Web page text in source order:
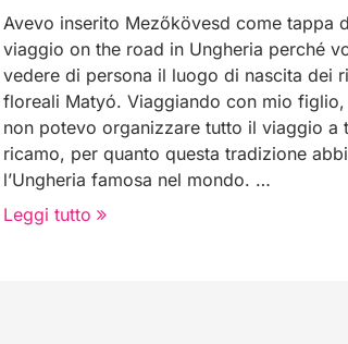
Avevo inserito Mezőkövesd come tappa
viaggio on the road in Ungheria perché
vedere di persona il luogo di nascita dei
floreali Matyó. Viaggiando con mio
non potevo organizzare tutto il viaggio a
ricamo, per quanto questa tradizione
l’Ungheria famosa nel mondo. …
Leggi tutto